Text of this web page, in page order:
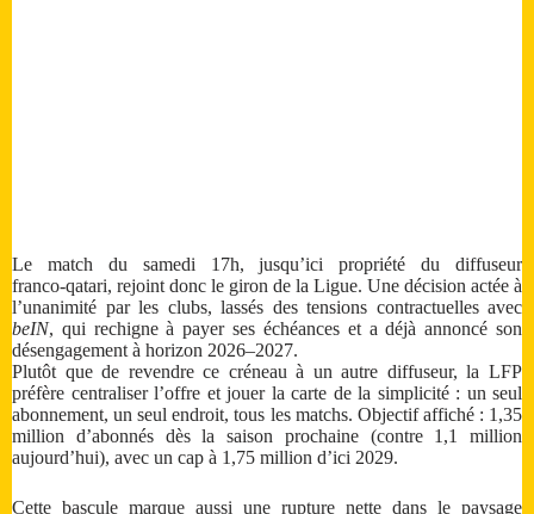
Le match du samedi 17h, jusqu’ici propriété du diffuseur
franco‑qatari, rejoint donc le giron de la Ligue. Une décision actée à
l’unanimité par les clubs, lassés des tensions contractuelles avec
beIN, qui rechigne à payer ses échéances et a déjà annoncé son
désengagement à horizon 2026–2027.
Plutôt que de revendre ce créneau à un autre diffuseur, la LFP
préfère centraliser l’offre et jouer la carte de la simplicité : un seul
abonnement, un seul endroit, tous les matchs. Objectif affiché : 1,35
million d’abonnés dès la saison prochaine (contre 1,1 million
aujourd’hui), avec un cap à 1,75 million d’ici 2029.
Cette bascule marque aussi une rupture nette dans le paysage